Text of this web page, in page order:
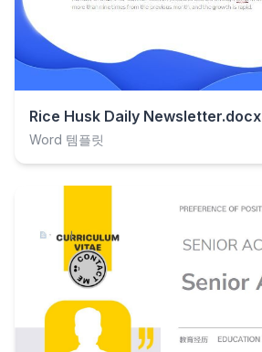
Rice Husk Daily Newsletter.docx
Word 템플릿